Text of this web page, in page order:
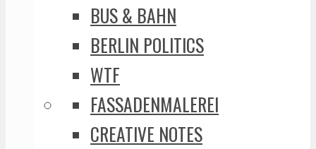
BUS & BAHN
BERLIN POLITICS
WTF
FASSADENMALEREI
CREATIVE NOTES